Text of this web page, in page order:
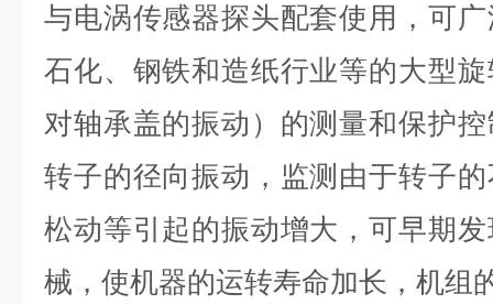
与电涡传感器探头配套使用，可
石化、钢铁和造纸行业等的大型
对轴承盖的振动）的测量和保护
转子的径向振动，监测由于转子
松动等引起的振动增大，可早期
械，使机器的运转寿命加长，机组